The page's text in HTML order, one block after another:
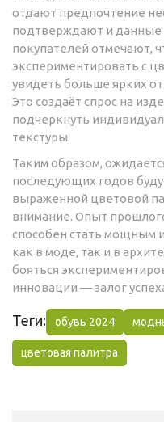
отдают предпочтение
подтверждают и данные
покупателей отмечают,
экспериментировать с
увидеть больше ярких
Это создаёт спрос на
подчеркнуть
текстуры.
Таким образом,
последующих годов
выраженной цветовой
внимание. Опыт
способен стать мощным
как в моде, так и в
бояться
инновации — залог
Теги: обувь 2024
цветовая палитра